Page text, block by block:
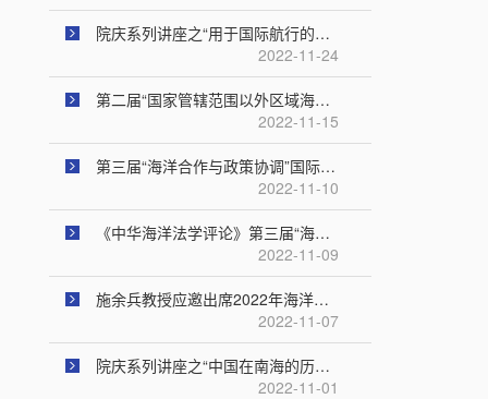
院庆系列讲座之“用于国际航行的海峡和军舰的航行通过问题”成功举办
2022-11-24
第二届“国家管辖范围以外区域海洋生物多样性的国际立法”学术研讨会成功举办
2022-11-15
第三届“海洋合作与政策协调”国际研讨会圆满落幕
2022-11-10
《中华海洋法学评论》第三届“海法杯”征文大赛圆满落幕
2022-11-09
施余兵教授应邀出席2022年海洋合作与治理论坛
2022-11-07
院庆系列讲座之“中国在南海的历史性权利论”成功举办
2022-11-01